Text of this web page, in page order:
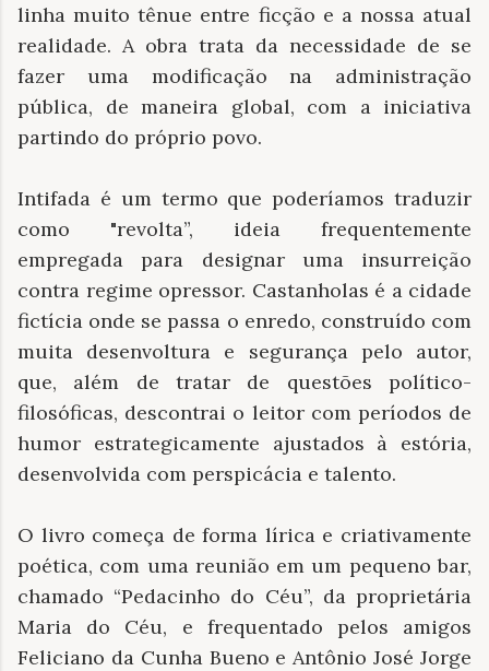
linha muito tênue entre ficção e a nossa atual
realidade. A obra trata da necessidade de se
fazer uma modificação na administração
pública, de maneira global, com a iniciativa
partindo do próprio povo.
Intifada é um termo que poderíamos traduzir
como "revolta”, ideia frequentemente
empregada para designar uma insurreição
contra regime opressor. Castanholas é a cidade
fictícia onde se passa o enredo, construído com
muita desenvoltura e segurança pelo autor,
que, além de tratar de questões político-
filosóficas, descontrai o leitor com períodos de
humor estrategicamente ajustados à estória,
desenvolvida com perspicácia e talento.
O livro começa de forma lírica e criativamente
poética, com uma reunião em um pequeno bar,
chamado “Pedacinho do Céu”, da proprietária
Maria do Céu, e frequentado pelos amigos
Feliciano da Cunha Bueno e Antônio José Jorge